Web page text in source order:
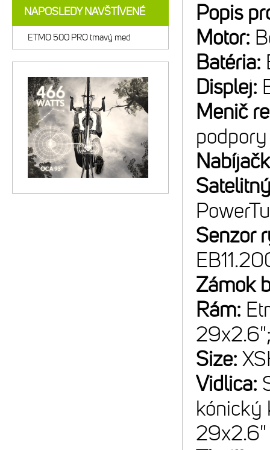
Popis
Motor:
Batéria:
Displej:
Menič
podpory
Senzor
Zámok
Rám:
Size:
Vidlica:
kónický
29x2.6"
NAPOSLEDY NAVŠTÍVENÉ
ETMO 500 PRO tmavý med